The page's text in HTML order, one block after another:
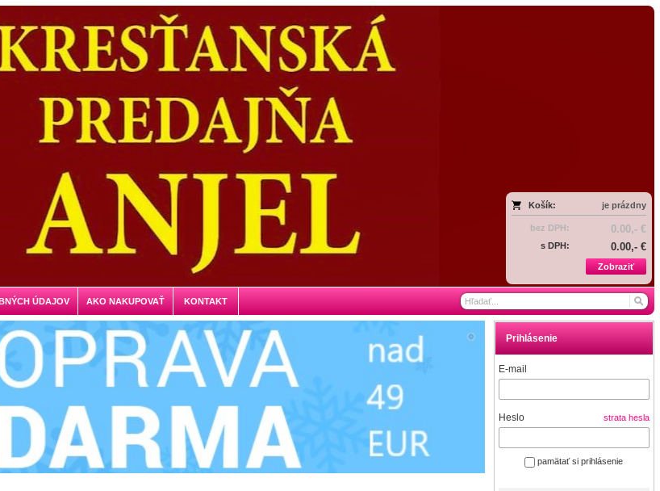
Košík: je prázdny
bez DPH: 0.00,- €
s DPH: 0.00,- €
Zobraziť
ÚDAJOV AKO NAKUPOVAŤ KONTAKT
Prihlásenie
E-mail
Heslo strata hesla
pamätať si prihlásenie